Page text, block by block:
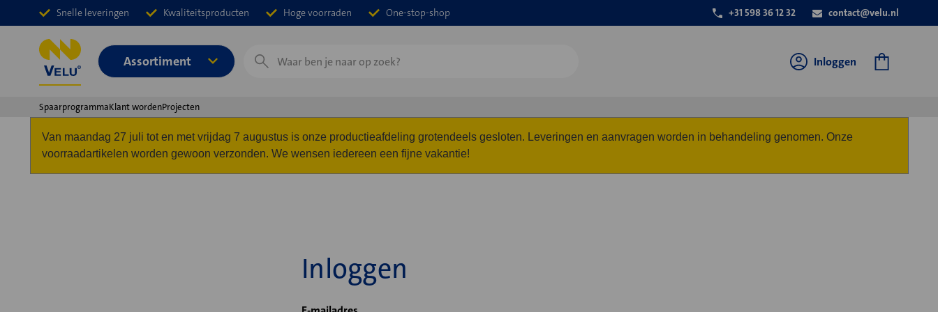
Snelle leveringen Kwaliteitsproducten Hoge voorraden One-stop-shop +31 598 36 12 32 contact@velu.nl
Assortiment
Zoeken
Inloggen
SpaarprogrammaKlant wordenProjecten
Van maandag 27 juli tot en met vrijdag 7 augustus is onze productieafdeling grotendeels gesloten. Leveringen en aanvragen worden in behandeling genomen. Onze
voorraadartikelen worden gewoon verzonden. We wensen iedereen een fijne vakantie!
Inloggen